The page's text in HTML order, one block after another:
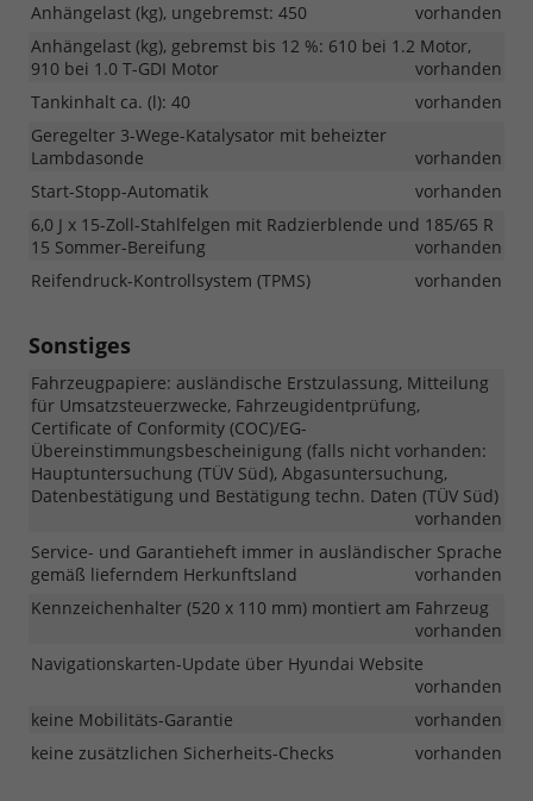
Anhängelast (kg), ungebremst: 450
vorhanden
Anhängelast (kg), gebremst bis 12 %: 610 bei 1.2 Motor,
910 bei 1.0 T-GDI Motor
vorhanden
Tankinhalt ca. (l): 40
vorhanden
Geregelter 3-Wege-Katalysator mit beheizter
Lambdasonde
vorhanden
Start-Stopp-Automatik
vorhanden
6,0 J x 15-Zoll-Stahlfelgen mit Radzierblende und 185/65 R
15 Sommer-Bereifung
vorhanden
Reifendruck-Kontrollsystem (TPMS)
vorhanden
Sonstiges
Fahrzeugpapiere: ausländische Erstzulassung, Mitteilung
für Umsatzsteuerzwecke, Fahrzeugidentprüfung,
Certificate of Conformity (COC)/EG-
Übereinstimmungsbescheinigung (falls nicht vorhanden:
Hauptuntersuchung (TÜV Süd), Abgasuntersuchung,
Datenbestätigung und Bestätigung techn. Daten (TÜV Süd)
vorhanden
Service- und Garantieheft immer in ausländischer Sprache
gemäß lieferndem Herkunftsland
vorhanden
Kennzeichenhalter (520 x 110 mm) montiert am Fahrzeug
vorhanden
Navigationskarten-Update über Hyundai Website
vorhanden
keine Mobilitäts-Garantie
vorhanden
keine zusätzlichen Sicherheits-Checks
vorhanden